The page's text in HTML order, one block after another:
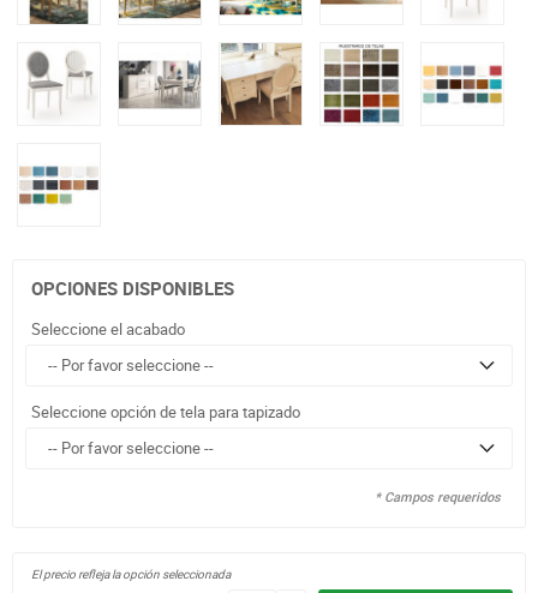
OPCIONES DISPONIBLES
Seleccione el acabado
Seleccione opción de tela para tapizado
* Campos requeridos
El precio refleja la opción seleccionada